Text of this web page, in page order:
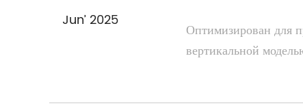
Jun’ 2025
Оптимизирован для
вертикальной